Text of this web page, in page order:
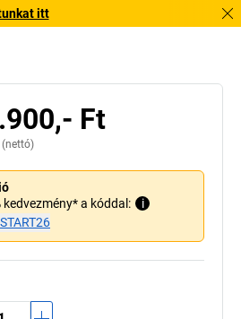
itt
Ft
(nettó)
kedvezmény* a kóddal:
i
START26